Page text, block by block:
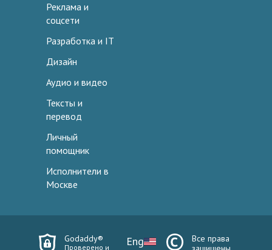
Реклама и
соцсети
Разработка и IT
Дизайн
Аудио и видео
Тексты и
перевод
Личный
помощник
Исполнители в
Москве
Godaddy®
Проверено и Eng
Все права